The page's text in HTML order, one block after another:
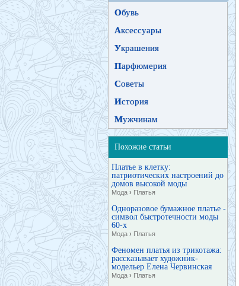
Обувь
Аксессуары
Украшения
Парфюмерия
Советы
История
Мужчинам
Похожие статьи
Платье в клетку:
патриотических настроений до
домов высокой моды
Мода › Платья
Одноразовое бумажное платье -
символ быстротечности моды
60-х
Мода › Платья
Феномен платья из трикотажа:
рассказывает художник-
модельер Елена Червинская
Мода › Платья